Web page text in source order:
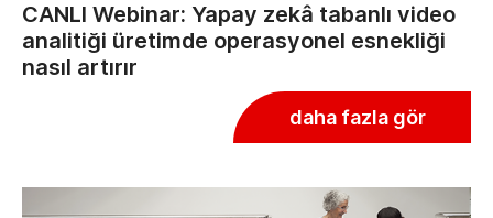
CANLI Webinar: Yapay zekâ tabanlı video
analitiği üretimde operasyonel esnekliği
nasıl artırır
daha fazla gör